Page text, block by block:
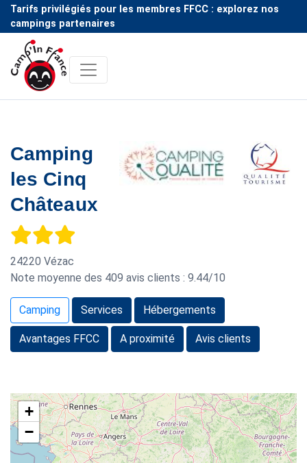
Tarifs privilégiés pour les membres FFCC : explorez nos
campings partenaires
Camping
les Cinq
Châteaux
24220 Vézac
Note moyenne des 409 avis clients : 9.44/10
Camping Services Hébergements
Avantages FFCC A proximité Avis clients
+
−